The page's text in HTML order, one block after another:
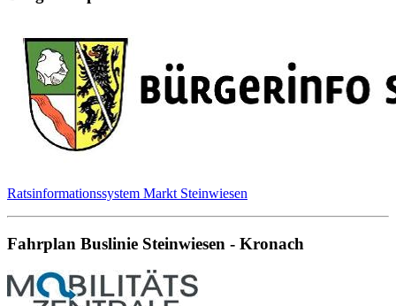
Ratsinformationssystem Markt Steinwiesen
Fahrplan Buslinie Steinwiesen - Kronach